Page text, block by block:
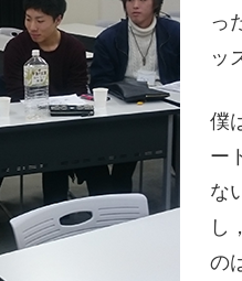
っ
ッ
僕
ー
な
し
の